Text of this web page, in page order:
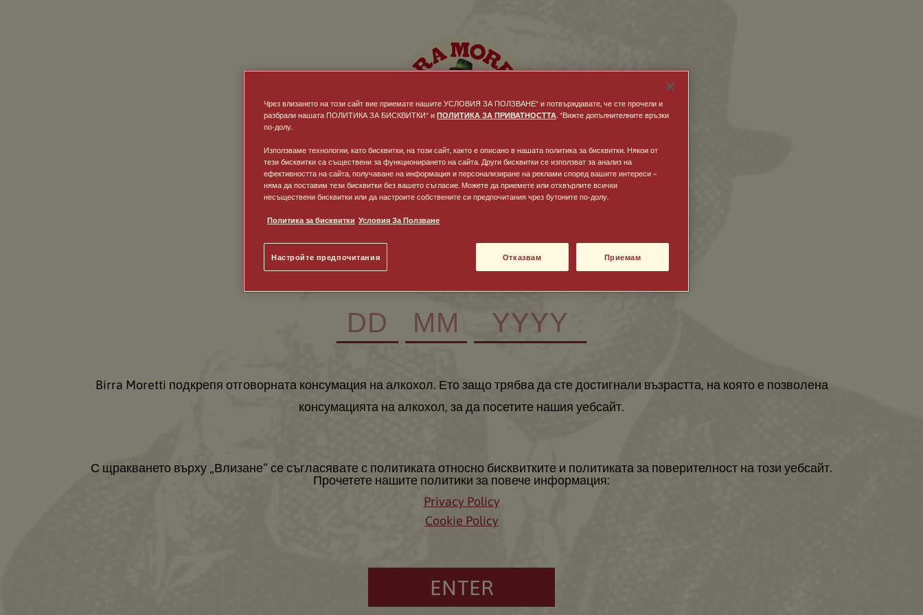
РОДЕНИ СМЕ ПРЕЗ 1859 Г. А ВИЕ?
Birra Moretti подкрепя отговорната консумация на алкохол. Ето защо трябва да сте достигнали възрастта, на която е позволена
консумацията на алкохол, за да посетите нашия уебсайт.
С щракването върху „Влизане“ се съгласявате с политиката относно бисквитките и политиката за поверителност на този уебсайт.
Прочетете нашите политики за повече информация:
Privacy Policy
Cookie Policy
ENTER
Чрез влизането на този сайт вие приемате нашите УСЛОВИЯ ЗА ПОЛЗВАНЕ* и потвърждавате, че сте прочели и
разбрали нашата ПОЛИТИКА ЗА БИСКВИТКИ* и ПОЛИТИКА ЗА ПРИВАТНОСТТА. *Вижте допълнителните връзки
по-долу.
Използваме технологии, като бисквитки, на този сайт, както е описано в нашата политика за бисквитки. Някои от
тези бисквитки са съществени за функционирането на сайта. Други бисквитки се използват за анализ на
ефективността на сайта, получаване на информация и персонализиране на реклами според вашите интереси –
няма да поставим тези бисквитки без вашето съгласие. Можете да приемете или отхвърлите всички
несъществени бисквитки или да настроите собствените си предпочитания чрез бутоните по-долу.
Политика за бисквитки Условия За Ползване
Настройте предпочитания Отказвам Приемам